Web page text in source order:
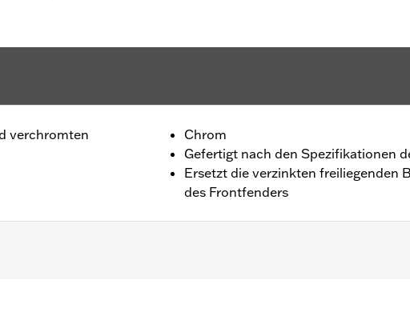
verchromten
Chrom
Gefertigt nach den Spezifikationen
Ersetzt die verzinkten freiliegenden
des Frontfenders